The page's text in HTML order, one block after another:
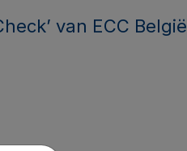
van ECC België